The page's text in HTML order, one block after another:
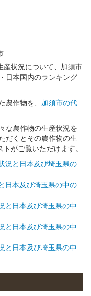
産状況について、加須市
日本国内のランキング
農作物を、 加須市の代
な農作物の生産状況を
だくとその農作物の生
がご覧いただけます。
況と日本及び埼玉県の
日本及び埼玉県の中の
と日本及び埼玉県の中
と日本及び埼玉県の中
と日本及び埼玉県の中